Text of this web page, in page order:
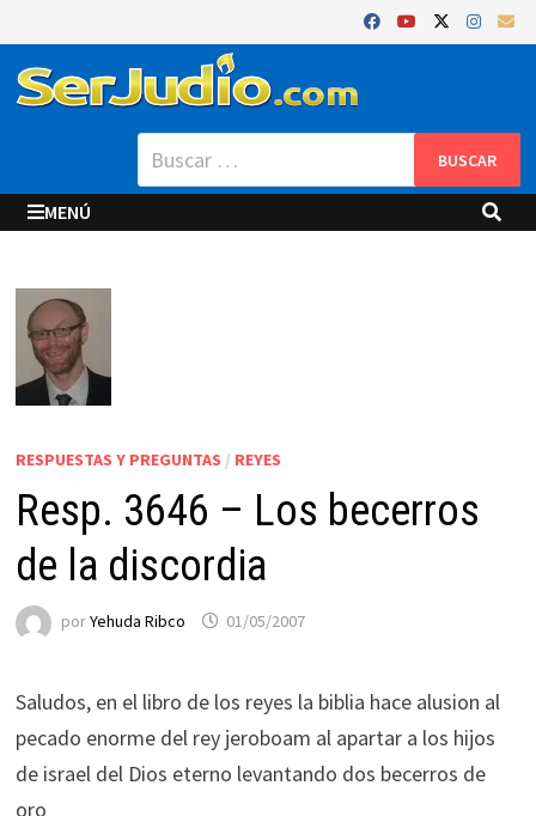
al
contenido
Buscar:
MENÚ
RESPUESTAS Y PREGUNTAS / REYES
Resp. 3646 – Los becerros
de la discordia
porYehuda Ribco 01/05/2007
Saludos, en el libro de los reyes la biblia hace alusion al
pecado enorme del rey jeroboam al apartar a los hijos
de israel del Dios eterno levantando dos becerros de
oro